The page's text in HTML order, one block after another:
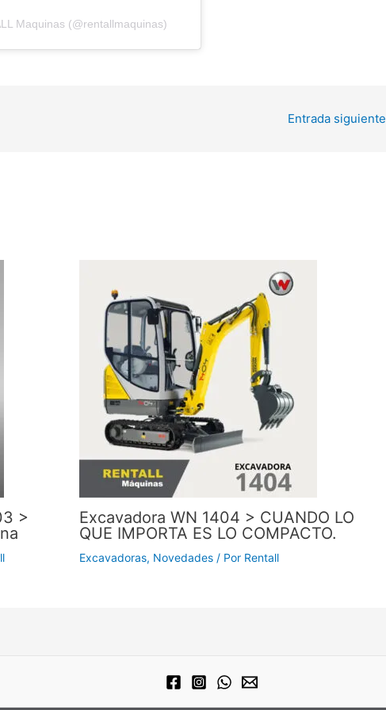
Maquinas (@rentallmaquinas)
Entrada siguiente
>
Excavadora WN 1404 > CUANDO LO
QUE IMPORTA ES LO COMPACTO.
Excavadoras, Novedades/ Por Rentall